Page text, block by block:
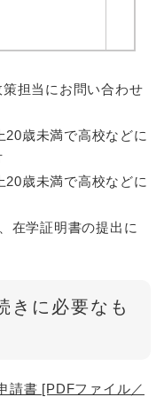
担当にお問い合わせ
歳未満で高校などに
歳未満で高校などに
学証明書の提出に
きに必要なも
請書 [PDFファイル／